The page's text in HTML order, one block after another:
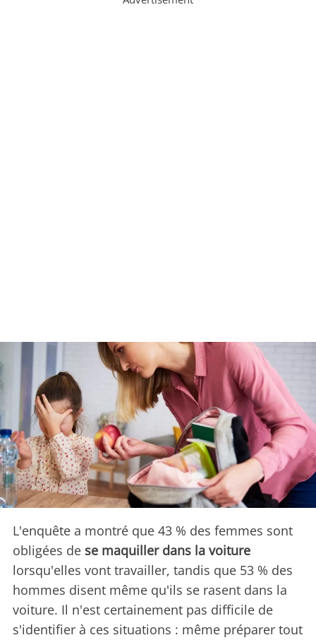
L'enquête a montré que 43 % des femmes sont
obligées de se maquiller dans la voiture
lorsqu'elles vont travailler, tandis que 53 % des
hommes disent même qu'ils se rasent dans la
voiture. Il n'est certainement pas difficile de
s'identifier à ces situations : même préparer tout